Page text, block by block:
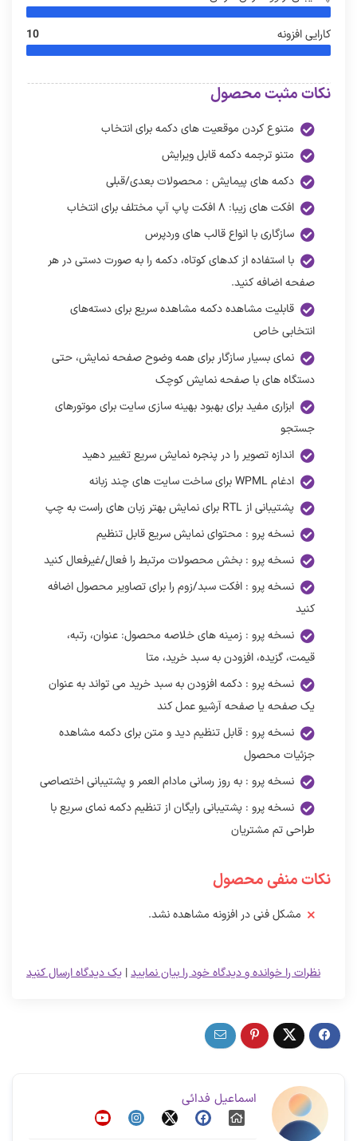
کارایی افزونه 10
نکات مثبت محصول
متنوع کردن موقعیت های دکمه برای انتخاب
متنو ترجمه دکمه قابل ویرایش
دکمه های پیمایش : محصولات بعدی/قبلی
افکت های زیبا: ۸ افکت پاپ آپ مختلف برای انتخاب
سازگاری با انواع قالب های وردپرس
با استفاده از کدهای کوتاه، دکمه را به صورت دستی در هر
صفحه اضافه کنید.
قابلیت مشاهده دکمه مشاهده سریع برای دسته‌های
انتخابی خاص
نمای بسیار سازگار برای همه وضوح صفحه نمایش، حتی
دستگاه های با صفحه نمایش کوچک
ابزاری مفید برای بهبود بهینه سازی سایت برای موتورهای
جستجو
اندازه تصویر را در پنجره نمایش سریع تغییر دهید
ادغام WPML برای ساخت سایت های چند زبانه
پشتیبانی از RTL برای نمایش بهتر زبان های راست به چپ
نسخه پرو : محتوای نمایش سریع قابل تنظیم
نسخه پرو : بخش محصولات مرتبط را فعال/غیرفعال کنید
نسخه پرو : افکت سبد/زوم را برای تصاویر محصول اضافه
کنید
نسخه پرو : زمینه های خلاصه محصول: عنوان، رتبه،
قیمت، گزیده، افزودن به سبد خرید، متا
نسخه پرو : دکمه افزودن به سبد خرید می تواند به عنوان
یک صفحه یا صفحه آرشیو عمل کند
نسخه پرو : قابل تنظیم دید و متن برای دکمه مشاهده
جزئیات محصول
نسخه پرو : به روز رسانی مادام العمر و پشتیبانی اختصاصی
نسخه پرو : پشتیبانی رایگان از تنظیم دکمه نمای سریع با
طراحی تم مشتریان
نکات منفی محصول
مشکل فنی در افزونه مشاهده نشد.
یک دیدگاه ارسال کنید |نظرات را خوانده و دیدگاه خود را بیان نمایید
اسماعیل فدائی